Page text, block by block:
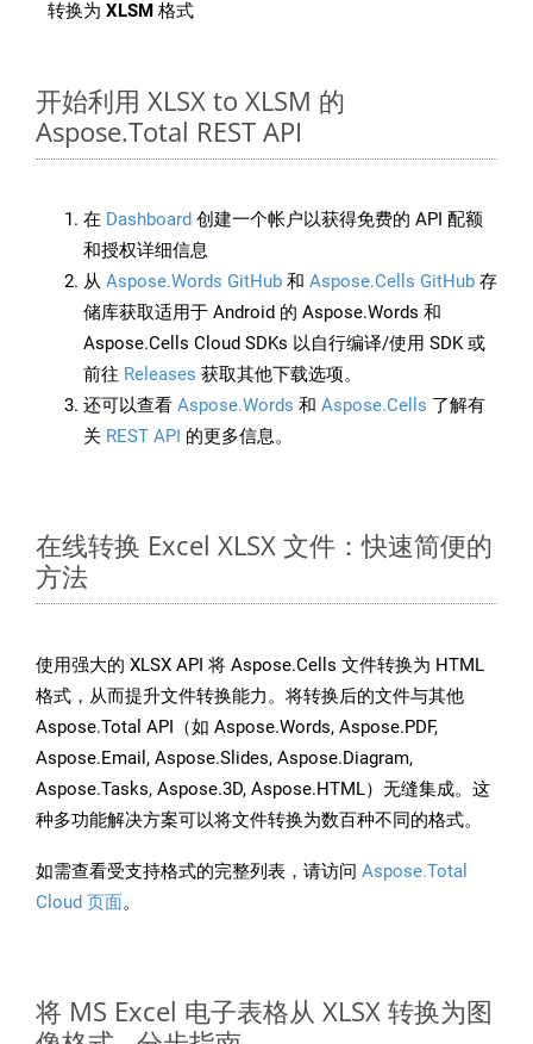
转换为 XLSM 格式
开始利用 XLSX to XLSM 的
Aspose.Total REST API
在 Dashboard 创建一个帐户以获得免费的 API 配额
和授权详细信息
从 Aspose.Words GitHub 和 Aspose.Cells GitHub 存
储库获取适用于 Android 的 Aspose.Words 和
Aspose.Cells Cloud SDKs 以自行编译/使用 SDK 或
前往 Releases 获取其他下载选项。
还可以查看 Aspose.Words 和 Aspose.Cells 了解有
关 REST API 的更多信息。
在线转换 Excel XLSX 文件：快速简便的
方法
使用强大的 XLSX API 将 Aspose.Cells 文件转换为 HTML
格式，从而提升文件转换能力。将转换后的文件与其他
Aspose.Total API（如 Aspose.Words, Aspose.PDF,
Aspose.Email, Aspose.Slides, Aspose.Diagram,
Aspose.Tasks, Aspose.3D, Aspose.HTML）无缝集成。这
种多功能解决方案可以将文件转换为数百种不同的格式。
如需查看受支持格式的完整列表，请访问 Aspose.Total
Cloud 页面。
将 MS Excel 电子表格从 XLSX 转换为图